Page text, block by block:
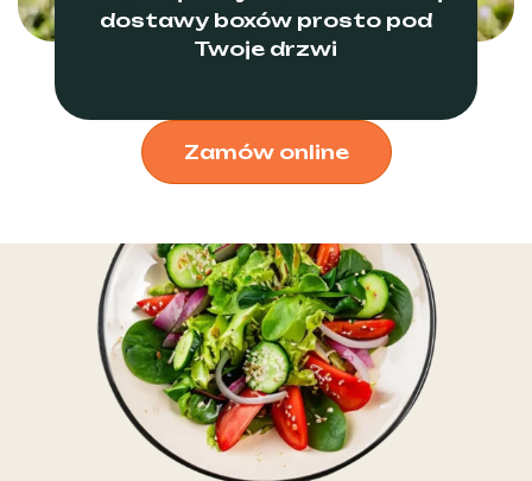
dostawy boxów prosto pod
Twoje drzwi
Zamów online